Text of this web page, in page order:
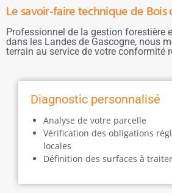
Le savoir-faire technique de Bois
Professionnel de la gestion forestière
dans les Landes de Gascogne, nous
terrain au service de votre conformité
Diagnostic personnalisé
Analyse de votre parcelle
Vérification des obligations
locales
Définition des surfaces à traiter